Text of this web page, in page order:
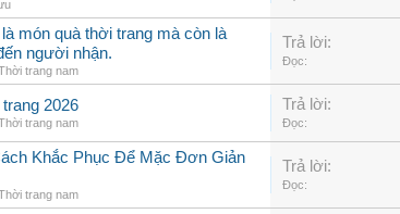
món quà thời trang mà còn là
người nhận.
trang nam
Trả lời:
Đọc:
2026
trang nam
Trả lời:
Đọc:
Khắc Phục Để Mặc Đơn Giản
trang nam
Trả lời:
Đọc: